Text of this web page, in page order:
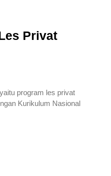
Privat
program les privat
Kurikulum Nasional